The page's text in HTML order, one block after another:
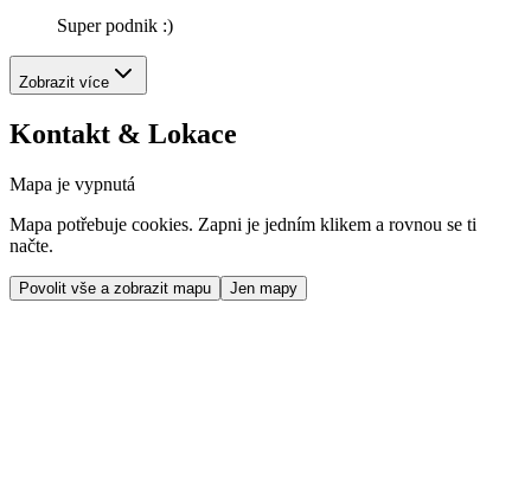
Super podnik :)
Zobrazit více
Kontakt & Lokace
Mapa je vypnutá
Mapa potřebuje cookies. Zapni je jedním klikem a rovnou se ti
načte.
Povolit vše a zobrazit mapu Jen mapy